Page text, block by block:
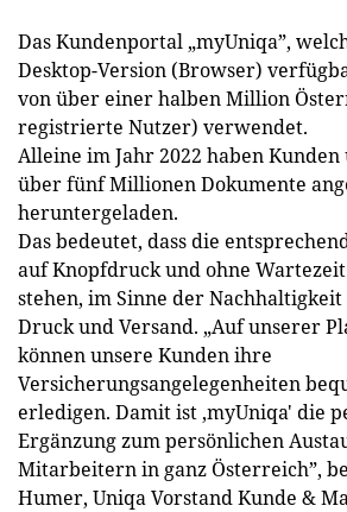
Das Kundenportal „myUniqa”,
Desktop-Version (Browser)
von über einer halben Million
registrierte Nutzer) verwendet.
Alleine im Jahr 2022 haben
über fünf Millionen Dokumente
heruntergeladen.
Das bedeutet, dass die
auf Knopfdruck und ohne
stehen, im Sinne der
Druck und Versand. „Auf unserer
können unsere Kunden ihre
Versicherungsangelegenheiten
erledigen. Damit ist ‚myUniqa' die
Ergänzung zum persönlichen
Mitarbeitern in ganz Österreich”,
Humer, Uniqa Vorstand Kunde &